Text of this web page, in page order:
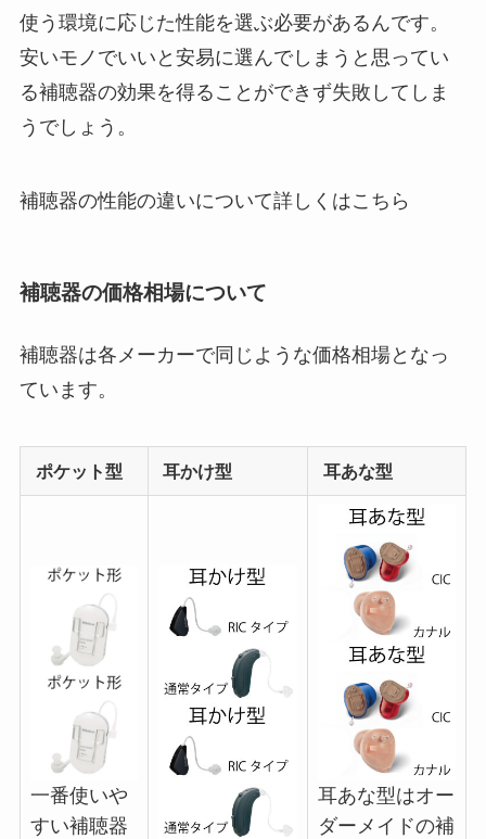
使う環境に応じた性能を選ぶ必要があるんです。
安いモノでいいと安易に選んでしまうと思ってい
る補聴器の効果を得ることができず失敗してしま
うでしょう。
補聴器の性能の違いについて詳しくはこちら
補聴器の価格相場について
補聴器は各メーカーで同じような価格相場となっ
ています。
ポケット型 耳かけ型 耳あな型
一番使いや
すい補聴器
耳あな型はオー
ダーメイドの補